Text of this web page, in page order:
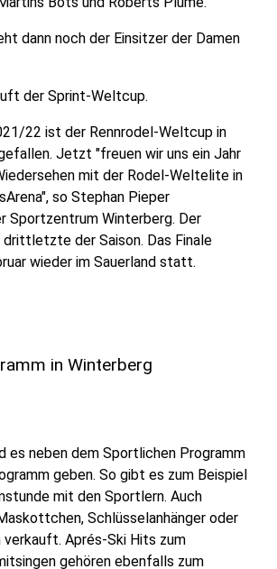
dann noch der Einsitzer der Damen
der Sprint-Weltcup.
22 ist der Rennrodel-Weltcup in
Jetzt "freuen wir uns ein Jahr
mit der Rodel-Weltelite in
so Stephan Pieper
Sportzentrum Winterberg. Der
der Saison. Das Finale
wieder im Sauerland statt.
in Winterberg
es neben dem Sportlichen Programm
geben. So gibt es zum Beispiel
mit den Sportlern. Auch
Schlüsselanhänger oder
Aprés-Ski Hits zum
gehören ebenfalls zum